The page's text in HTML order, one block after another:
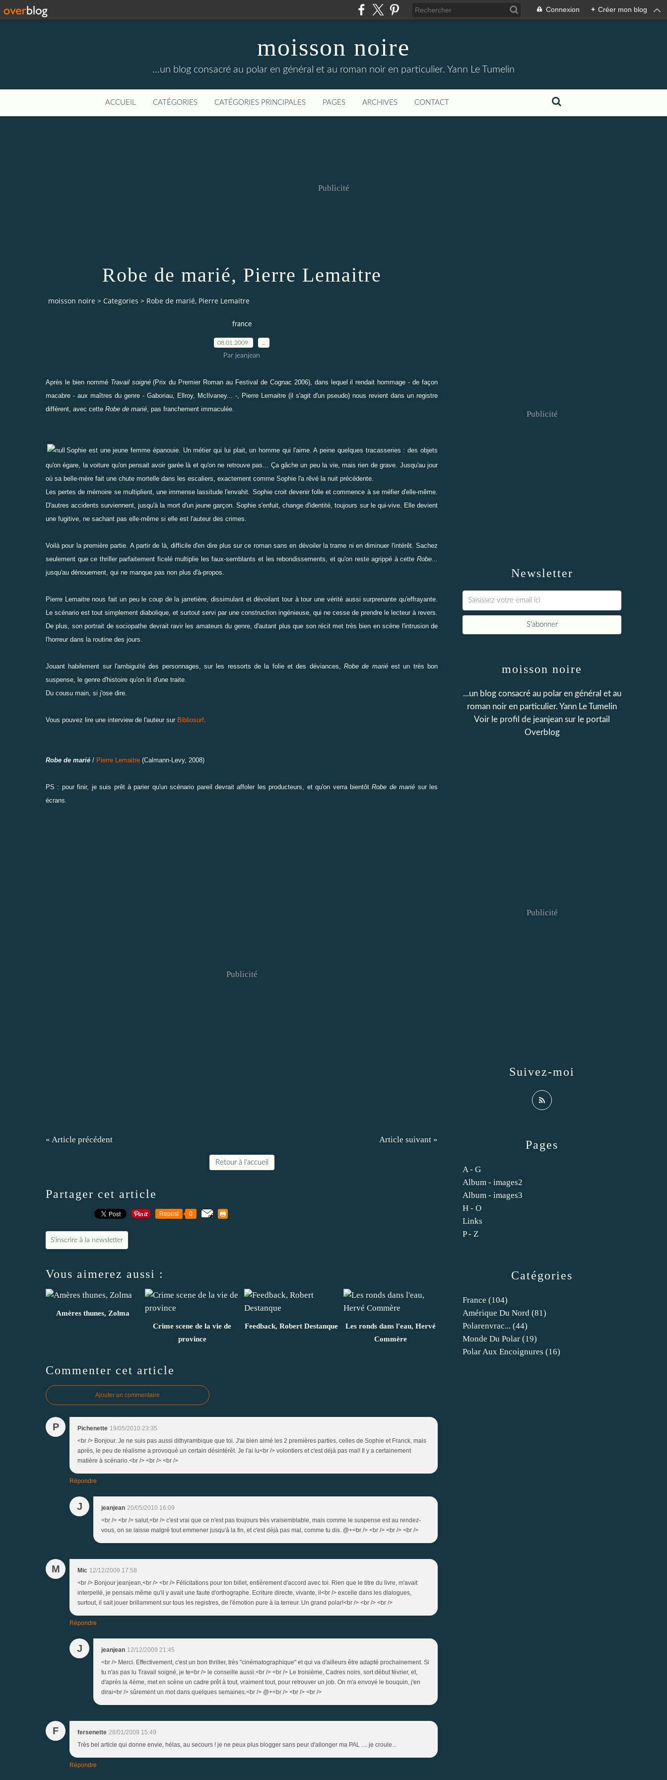
Connexion + Créer mon blog
moisson noire
...un blog consacré au polar en général et au roman noir en particulier. Yann Le Tumelin
ACCUEIL CATÉGORIES CATÉGORIES PRINCIPALES PAGES ARCHIVES CONTACT
Publicité
Robe de marié, Pierre Lemaitre
moisson noire > Categories > Robe de marié, Pierre Lemaitre
france
08.01.2009
Par jeanjean
Après le bien nommé Travail soigné(Prix du Premier Roman au Festival de Cognac 2006), dans lequel il rendait hommage - de façon
macabre - aux maîtres du genre - Gaboriau, Ellroy, McIlvaney... -, Pierre Lemaitre (il s'agit d'un pseudo) nous revient dans un registre
différent, avec cette Robe de marié , pas franchement immaculée.
Sophie est une jeune femme épanouie. Un métier qui lui plait, un homme qui l'aime. A peine quelques tracasseries : des objets
qu'on égare, la voiture qu'on pensait avoir garée là et qu'on ne retrouve pas... Ça gâche un peu la vie, mais rien de grave. Jusqu'au jour
où sa belle-mère fait une chute mortelle dans les escaliers, exactement comme Sophie l'a rêvé la nuit précédente.
Les pertes de mémoire se multiplient, une immense lassitude l'envahit. Sophie croit devenir folle et commence à se méfier d'elle-même.
D'autres accidents surviennent, jusqu'à la mort d'un jeune garçon. Sophie s'enfuit, change d'identité, toujours sur le qui-vive. Elle devient
une fugitive, ne sachant pas elle-même si elle est l'auteur des crimes.
Voilà pour la première partie. A partir de là, difficile d'en dire plus sur ce roman sans en dévoiler la trame ni en diminuer l'intérêt. Sachez
seulement que ce thriller parfaitement ficelé multiplie les faux-semblants et les rebondissements, et qu'on reste agrippé à cette Robe...
jusqu'au dénouement, qui ne manque pas non plus d'à-propos.
Pierre Lemaitre nous fait un peu le coup de la jarretière, dissimulant et dévoilant tour à tour une vérité aussi surprenante qu'effrayante.
Le scénario est tout simplement diabolique, et surtout servi par une construction ingénieuse, qui ne cesse de prendre le lecteur à revers.
De plus, son portrait de sociopathe devrait ravir les amateurs du genre, d'autant plus que son récit met très bien en scène l'intrusion de
l'horreur dans la routine des jours.
Jouant habilement sur l'ambiguïté des personnages, sur les ressorts de la folie et des déviances, Robe de mariéest un très bon
suspense, le genre d'histoire qu'on lit d'une traite.
Du cousu main, si j'ose dire.
Vous pouvez lire une interview de l'auteur sur Bibliosurf
Robe de marié / Pierre Lemaitre (Calmann-Levy, 2008)
PS : pour finir, je suis prêt à parier qu'un scénario pareil devrait affoler les producteurs, et qu'on verra bientôtRobe de marié sur les
écrans.
Publicité
« Article précédent Article suivant »
Retour à l'accueil
Partager cet article
Repost 0
S'inscrire à la newsletter
Vous aimerez aussi :
Amères thunes, Zolma
Crime scene de la vie de
province
Feedback, Robert Destanque
Les ronds dans l'eau, Hervé
Commère
Commenter cet article
Ajouter un commentaire
P Pichenette 19/05/2010 23:35
<br /> Bonjour. Je ne suis pas aussi dithyrambique que toi. J'ai bien aimé les 2 premières parties, celles de Sophie et Franck, mais
après, le peu de réalisme a provoqué un certain désintérêt. Je l'ai lu<br /> volontiers et c'est déjà pas mal! Il y a certainement
matière à scénario.<br /> <br /> <br />
Répondre
J jeanjean 20/05/2010 16:09
<br /> <br /> salut,<br /> c'est vrai que ce n'est pas toujours très vraisemblable, mais comme le suspense est au rendez-
vous, on se laisse malgré tout emmener jusqu'à la fin, et c'est déjà pas mal, comme tu dis. @+<br /> <br /> <br /> <br />
M Mic 12/12/2009 17:58
<br /> Bonjour jeanjean,<br /> <br /> Félicitations pour ton billet, entièrement d'accord avec toi. Rien que le titre du livre, m'avait
interpellé, je pensais même qu'il y avait une faute d'orthographe. Ecriture directe, vivante, il<br /> excelle dans les dialogues,
surtout, il sait jouer brillamment sur tous les registres, de l'émotion pure à la terreur. Un grand polar!<br /> <br /> <br />
Répondre
J jeanjean 12/12/2009 21:45
<br /> Merci. Effectivement, c'est un bon thriller, très "cinématographique" et qui va d'ailleurs être adapté prochainement. Si
tu n'as pas lu Travail soigné, je te<br /> le conseille aussi.<br /> <br /> Le troisième, Cadres noirs, sort début février, et,
d'après la 4ème, met en scène un cadre prêt à tout, vraiment tout, pour retrouver un job. On m'a envoyé le bouquin, j'en
dirai<br /> sûrement un mot dans quelques semaines.<br /> @+<br /> <br /> <br />
F fersenette 28/01/2009 15:49
Très bel article qui donne envie, hélas, au secours ! je ne peux plus blogger sans peur d'allonger ma PAL .... je croule...
Répondre
Newsletter
Publicité
Catégories
France (104)
Amérique Du Nord (81)
Polarenvrac... (44)
Monde Du Polar (19)
Polar Aux Encoignures (16)
Pages
A - G
Album - images2
Album - images3
H - O
Links
P - Z
moisson noire
...un blog consacré au polar en général et au
roman noir en particulier. Yann Le Tumelin
Voir le profil de jeanjean sur le portail
Overblog
Suivez-moi
Publicité